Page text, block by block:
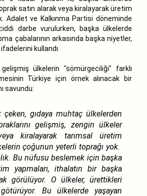
satın alarak veya kiralayarak üretim
Adalet ve Kalkınma Partisi döneminde
darbe vurulurken, başka ülkelerde
çabalarının arkasında başka niyetler,
kullandı.
gelişmiş ülkelerin "sömürgeciliği" farklı
Türkiye için örnek alınacak bir
savundu:
çeken, gıdaya muhtaç ülkelerden
gelişmiş, zengin ülkeler
kiralayarak tarımsal üretim
çoğunun yeterli toprağı yok.
Bu nüfusu beslemek için başka
yapmaları, ithalatın bir başka
görülüyor. O ülkeler, ürettikleri
Bu ülkelerde yaşayan